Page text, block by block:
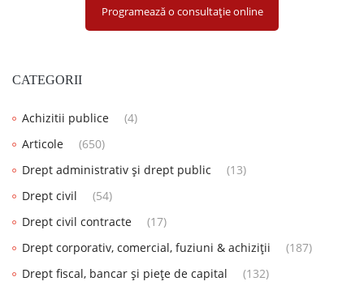
Programează o consultație online
CATEGORII
Achizitii publice
(4)
Articole
(650)
Drept administrativ și drept public
(13)
Drept civil
(54)
Drept civil contracte
(17)
Drept corporativ, comercial, fuziuni & achiziții
(187)
Drept fiscal, bancar și piețe de capital
(132)